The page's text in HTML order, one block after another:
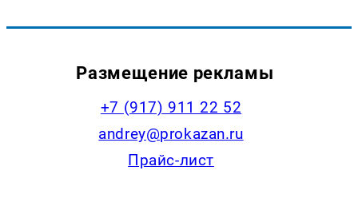
Размещение рекламы
+7 (917) 911 22 52
andrey@prokazan.ru
Прайс-лист